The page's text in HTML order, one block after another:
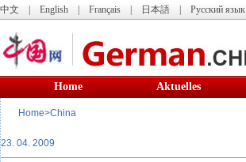
中文 English Français 日本語 Русский язык
Home Aktuelles
Home>China
23. 04. 2009